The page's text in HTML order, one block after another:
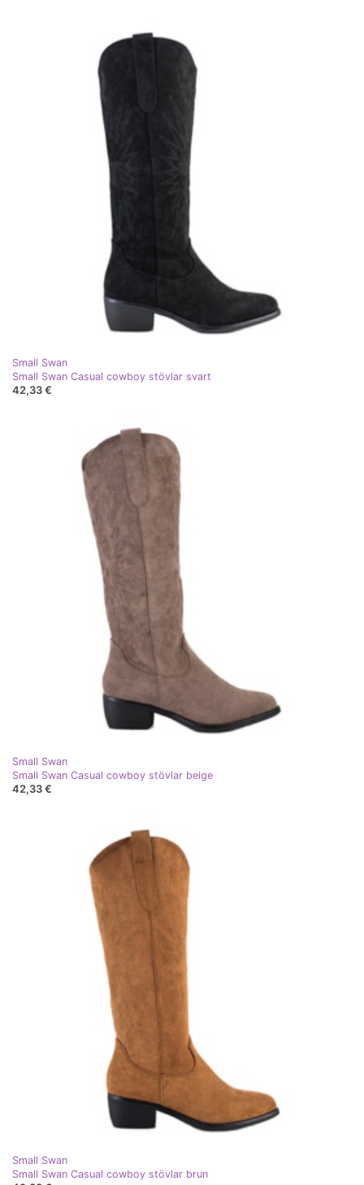
Small Swan
Small Swan Casual cowboy stövlar svart
42,33 €
Small Swan
Small Swan Casual cowboy stövlar beige
42,33 €
Small Swan
Small Swan Casual cowboy stövlar brun